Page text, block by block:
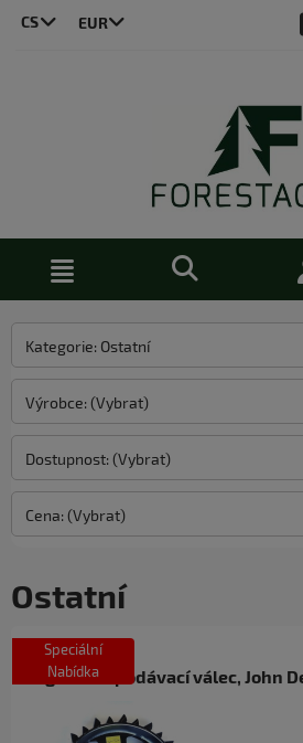
CS
Kategorie: Ostatní
Výrobce: (Vybrat)
Dostupnost: (Vybrat)
Cena: (Vybrat)
Ostatní
Agresivní podávací válec, John
Speciální
Nabídka